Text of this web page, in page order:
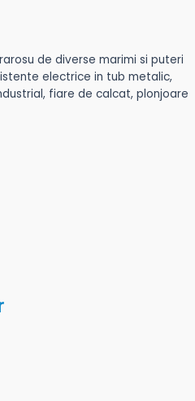
de diverse marimi si puteri
electrice in tub metalic,
fiare de calcat, plonjoare